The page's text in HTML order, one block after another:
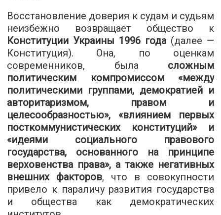
Восстановление доверия к судам и судьям
неизбежно возвращает общество к
Конституции Украины 1996 года(далее —
Конституция). Она, по оценкам
современников, была сложным
политическим компромиссом «между
политическими группами, демократией и
авторитаризмом, правом и
целесообразностью», «влиянием первых
посткоммунистических конституций» и
«идеями социального правового
государства, основанного на принципе
верховенства права», а также негативных
внешних факторов, что в совокупности
привело к параличу развития государства
и общества как демократических